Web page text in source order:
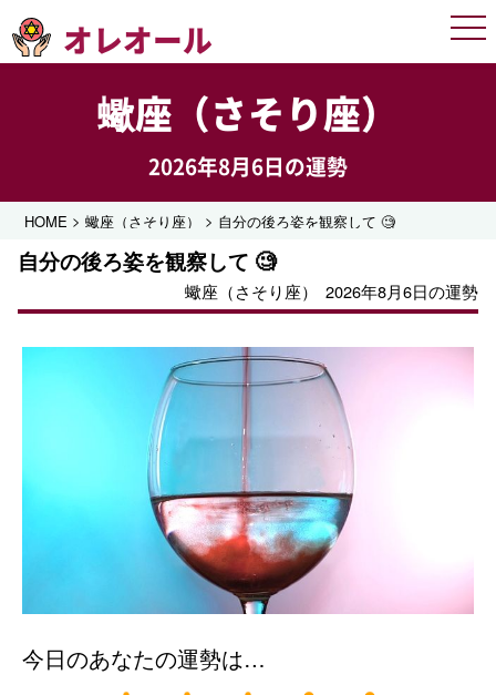
オレオール
蠍座（さそり座）
2026年8月6日の運勢
HOME >蠍座（さそり座） > 自分の後ろ姿を観察して 🧐
自分の後ろ姿を観察して 🧐
蠍座（さそり座） 2026年8月6日の運勢
今日のあなたの運勢は…